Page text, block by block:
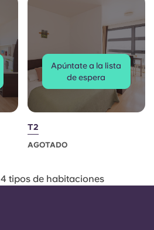
Apúntate a la lista
de espera
T2
AGOTADO
tipos de habitaciones